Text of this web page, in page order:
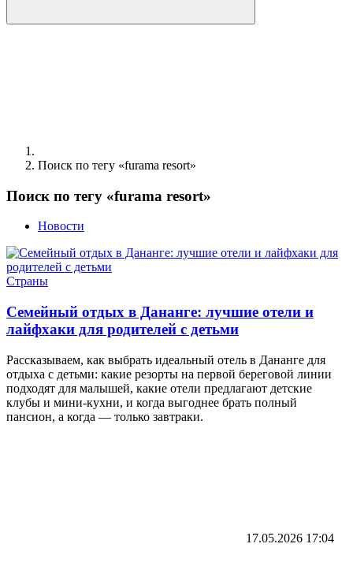
Поиск по тегу «furama resort»
Поиск по тегу «furama resort»
Новости
Страны
Семейный отдых в Дананге: лучшие отели и
лайфхаки для родителей с детьми
Рассказываем, как выбрать идеальный отель в Дананге для
отдыха с детьми: какие резорты на первой береговой линии
подходят для малышей, какие отели предлагают детские
клубы и мини-кухни, и когда выгоднее брать полный
пансион, а когда — только завтраки.
17.05.2026 17:04